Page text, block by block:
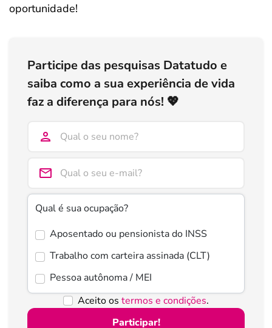
oportunidade!
Participe das pesquisas Datatudo e
saiba como a sua experiência de vida
faz a diferença para nós! 💖
Qual é sua ocupação?
Aposentado ou pensionista do INSS
Trabalho com carteira assinada (CLT)
Pessoa autônoma / MEI
Aceito os termos e condições.
Participar!